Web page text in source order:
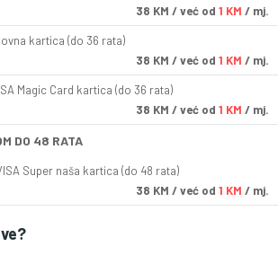
38 KM / već od 1 KM / mj.
kartica (do 36 rata)
38 KM / već od 1 KM / mj.
Magic Card kartica (do 36 rata)
38 KM / već od 1 KM / mj.
DO 48 RATA
Super naša kartica (do 48 rata)
38 KM / već od 1 KM / mj.